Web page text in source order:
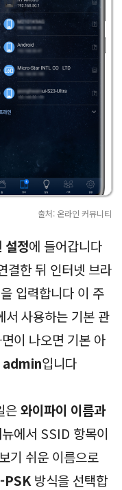
출처: 온라인 커뮤니티
설정에 들어갑니다
결한 뒤 인터넷 브라
을 입력합니다 이 주
사용하는 기본 관
이 나오면 기본 아
입니다
은와이파이 이름과
에서 SSID 항목이
기 쉬운 이름으로
PSK 방식을 선택합